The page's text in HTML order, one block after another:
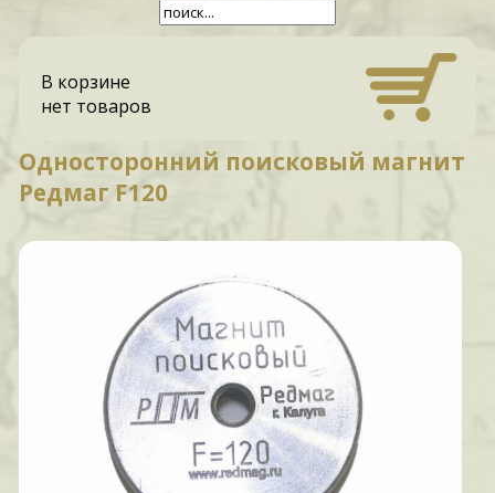
В корзине
нет товаров
Односторонний поисковый магнит
Редмаг F120